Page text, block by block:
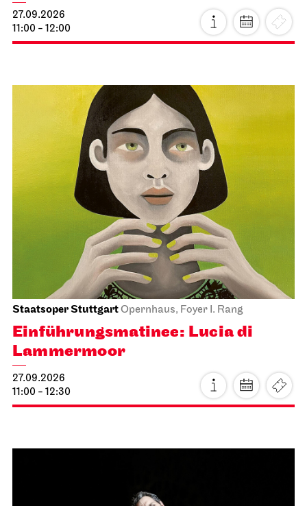
27.09.2026
11:00 - 12:00
Staatsoper StuttgartOpernhaus, Foyer I. Rang
Einführungs­matinee: Lucia di
Lammermoor
27.09.2026
11:00 - 12:30